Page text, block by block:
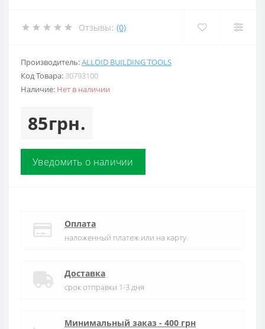
Отзывы: (0)
Производитель:ALLOID BUILDING TOOLS
Код Товара: 30793100
Наличие: Нет в наличии
85грн.
Уведомить о наличии
Оплата
наложенный платеж или на карту
Доставка
срок отправки 1-3 дня
Минимальный заказ - 400 грн